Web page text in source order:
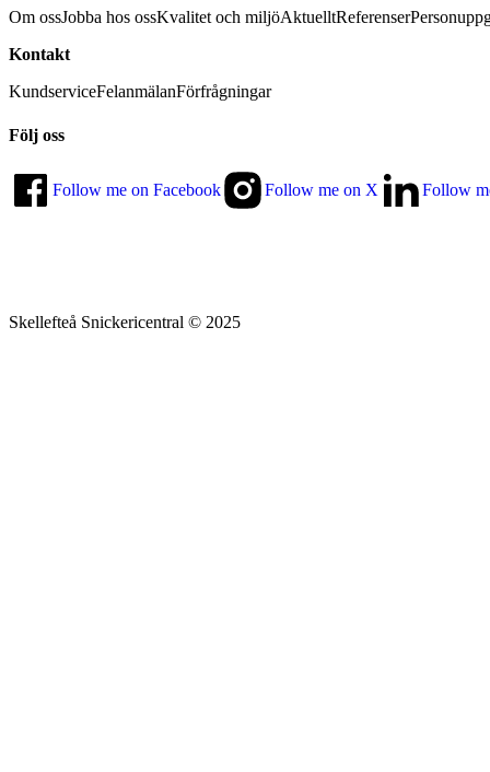
Om ossJobba hos ossKvalitet och miljöAktuelltReferenser
Kontakt
KundserviceFelanmälanFörfrågningar
Följ oss
Follow me on Facebook Follow me on X Follow
Skellefteå Snickericentral © 2025